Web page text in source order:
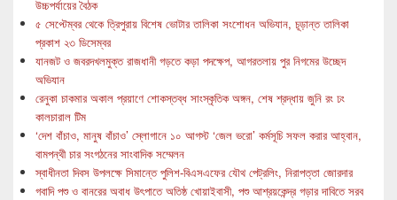
উচ্চপর্যায়ের বৈঠক
৫ সেপ্টেম্বর থেকে ত্রিপুরায় বিশেষ ভোটার তালিকা সংশোধন অভিযান, চূড়ান্ত তালিকা
প্রকাশ ২৩ ডিসেম্বর
যানজট ও জবরদখলমুক্ত রাজধানী গড়তে কড়া পদক্ষেপ, আগরতলায় পুর নিগমের উচ্ছেদ
অভিযান
রেনুকা চাকমার অকাল প্রয়াণে শোকস্তব্ধ সাংস্কৃতিক অঙ্গন, শেষ শ্রদ্ধায় জুনি রং ঢং
কালচারাল টিম
‘দেশ বাঁচাও, মানুষ বাঁচাও’ স্লোগানে ১০ আগস্ট ‘জেল ভরো’ কর্মসূচি সফল করার আহ্বান,
বামপন্থী চার সংগঠনের সাংবাদিক সম্মেলন
স্বাধীনতা দিবস উপলক্ষে সিমান্তে পুলিশ-বিএসএফের যৌথ পেট্রলিং, নিরাপত্তা জোরদার
গবাদি পশু ও বানরের অবাধ উৎপাতে অতিষ্ঠ খোয়াইবাসী, পশু আশ্রয়কেন্দ্র গড়ার দাবিতে সরব